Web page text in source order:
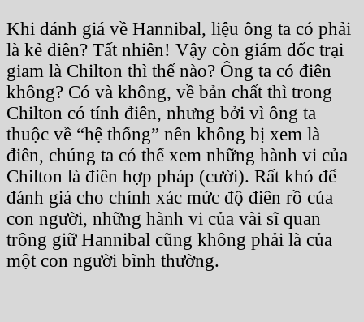
Khi đánh giá về Hannibal, liệu ông ta có phải
là kẻ điên? Tất nhiên! Vậy còn giám đốc trại
giam là Chilton thì thế nào? Ông ta có điên
không? Có và không, về bản chất thì trong
Chilton có tính điên, nhưng bởi vì ông ta
thuộc về “hệ thống” nên không bị xem là
điên, chúng ta có thể xem những hành vi của
Chilton là điên hợp pháp (cười). Rất khó để
đánh giá cho chính xác mức độ điên rồ của
con người, những hành vi của vài sĩ quan
trông giữ Hannibal cũng không phải là của
một con người bình thường.